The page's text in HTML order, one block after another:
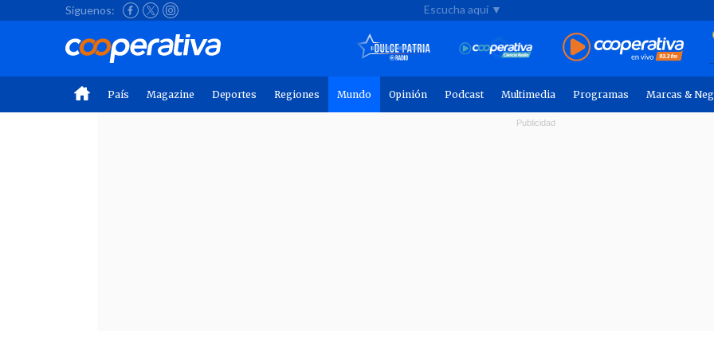
Síguenos: Escucha aquí ▼
País Magazine Deportes Regiones Mundo Opinión Podcast Multimedia Programas Marcas &